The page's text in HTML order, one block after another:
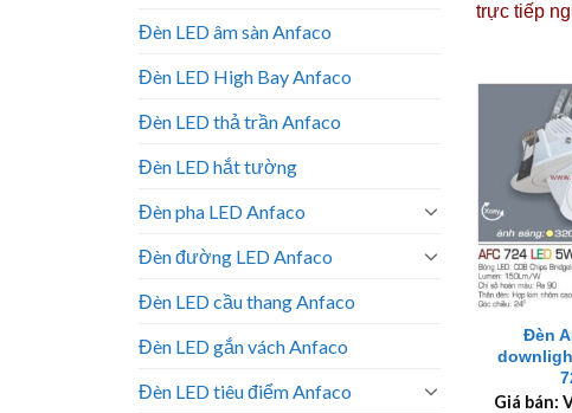
Đèn LED âm sàn Anfaco
Đèn LED High Bay Anfaco
Đèn LED thả trần Anfaco
Đèn LED hắt tường
Đèn pha LED Anfaco
Đèn đường LED Anfaco
Đèn LED cầu thang Anfaco
Đèn LED gắn vách Anfaco
Đèn LED tiêu điểm Anfaco
trực tiếp
+
Đèn
Giá bán: